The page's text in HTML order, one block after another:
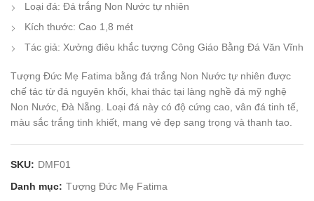
Loại đá: Đá trắng Non Nước tự nhiên
Kích thước: Cao 1,8 mét
Tác giả: Xưởng điêu khắc tượng Công Giáo Bằng Đá Văn Vĩnh
Tượng Đức Mẹ Fatima bằng đá trắng Non Nước tự nhiên được
chế tác từ đá nguyên khối, khai thác tại làng nghề đá mỹ nghệ
Non Nước, Đà Nẵng. Loại đá này có độ cứng cao, vân đá tinh tế,
màu sắc trắng tinh khiết, mang vẻ đẹp sang trọng và thanh tao.
SKU: DMF01
Danh mục: Tượng Đức Mẹ Fatima